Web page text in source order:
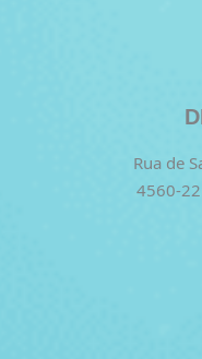
Rua de
4560-